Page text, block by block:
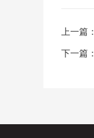
上一篇：
下一篇：